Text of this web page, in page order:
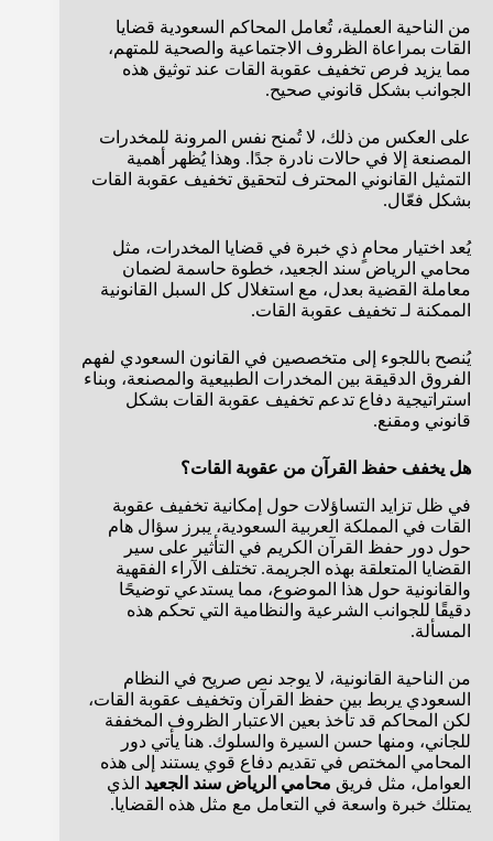
من الناحية العملية، تُعامل المحاكم السعودية قضايا
القات بمراعاة الظروف الاجتماعية والصحية للمتهم،
مما يزيد فرص تخفيف عقوبة القات عند توثيق هذه
الجوانب بشكل قانوني صحيح.
على العكس من ذلك، لا تُمنح نفس المرونة للمخدرات
المصنعة إلا في حالات نادرة جدًا. وهذا يُظهر أهمية
التمثيل القانوني المحترف لتحقيق تخفيف عقوبة القات
بشكل فعّال.
يُعد اختيار محامٍ ذي خبرة في قضايا المخدرات، مثل
محامي الرياض سند الجعيد، خطوة حاسمة لضمان
معاملة القضية بعدل، مع استغلال كل السبل القانونية
الممكنة لـ تخفيف عقوبة القات.
يُنصح باللجوء إلى متخصصين في القانون السعودي لفهم
الفروق الدقيقة بين المخدرات الطبيعية والمصنعة، وبناء
استراتيجية دفاع تدعم تخفيف عقوبة القات بشكل
قانوني ومقنع.
هل يخفف حفظ القرآن من عقوبة القات؟
في ظل تزايد التساؤلات حول إمكانية تخفيف عقوبة
القات في المملكة العربية السعودية، يبرز سؤال هام
حول دور حفظ القرآن الكريم في التأثير على سير
القضايا المتعلقة بهذه الجريمة. تختلف الآراء الفقهية
والقانونية حول هذا الموضوع، مما يستدعي توضيحًا
دقيقًا للجوانب الشرعية والنظامية التي تحكم هذه
المسألة.
من الناحية القانونية، لا يوجد نص صريح في النظام
السعودي يربط بين حفظ القرآن وتخفيف عقوبة القات،
لكن المحاكم قد تأخذ بعين الاعتبار الظروف المخففة
للجاني، ومنها حسن السيرة والسلوك. هنا يأتي دور
المحامي المختص في تقديم دفاع قوي يستند إلى هذه
العوامل، مثل فريق محامي الرياض سند الجعيد الذي
يمتلك خبرة واسعة في التعامل مع مثل هذه القضايا.